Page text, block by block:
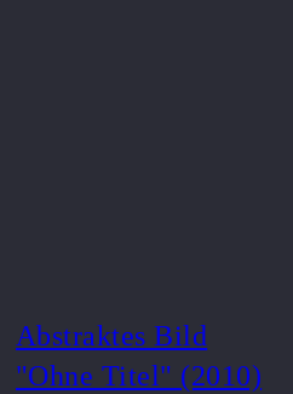
Abstraktes Bild
"Ohne Titel" (2010)